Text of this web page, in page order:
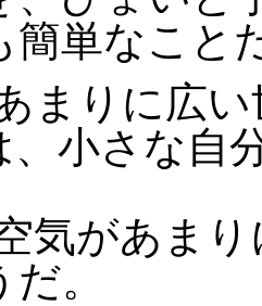
簡単なこと
まりに広
、小さな自
気があま
。